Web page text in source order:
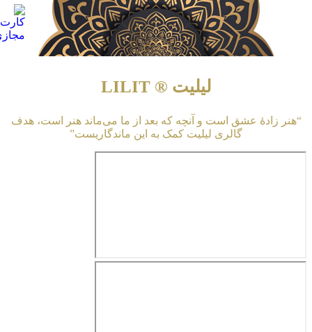
لیلیت ® LILIT
“هنر زادهٔ عشق است و آنچه که بعد از ما می‌ماند هنر است، هدف
گالری لیلیت کمک به این ماندگاریست”